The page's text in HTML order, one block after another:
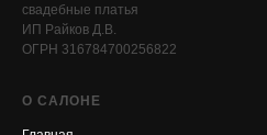
свадебные платья
ИП Райков Д.В.
ОГРН 316784700256822
О САЛОНЕ